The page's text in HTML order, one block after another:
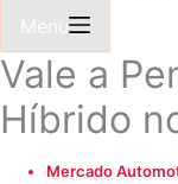
Menu
Vale a
Híbrido
Mercado